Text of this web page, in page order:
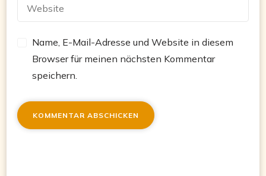
Name, E-Mail-Adresse und Website in diesem
Browser für meinen nächsten Kommentar
speichern.